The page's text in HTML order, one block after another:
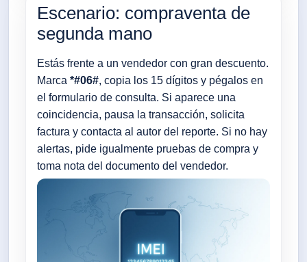
Escenario: compraventa de
segunda mano
Estás frente a un vendedor con gran descuento.
Marca *#06#, copia los 15 dígitos y pégalos en
el formulario de consulta. Si aparece una
coincidencia, pausa la transacción, solicita
factura y contacta al autor del reporte. Si no hay
alertas, pide igualmente pruebas de compra y
toma nota del documento del vendedor.